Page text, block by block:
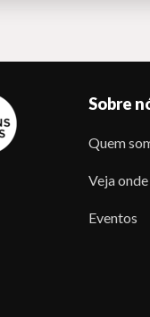
Sobre
Quem
Veja
Eventos